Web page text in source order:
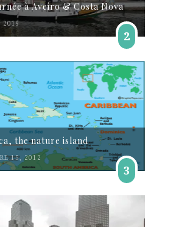
à Aveiro & Costa Nova
2019
2
the nature island
15, 2012
3